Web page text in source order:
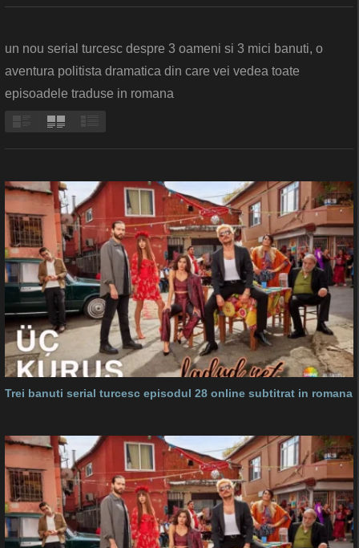
un nou serial turcesc despre 3 oameni si 3 mici banuti, o
aventura politista dramatica din care vei vedea toate
episoadele traduse in romana
Trei banuti serial turcesc episodul 28 online subtitrat in romana